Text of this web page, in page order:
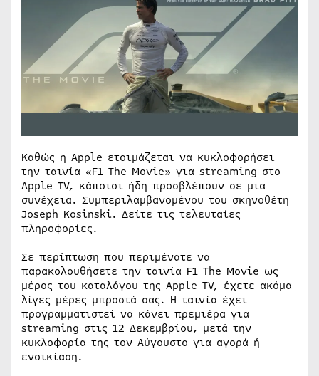
Καθώς η Apple ετοιμάζεται να κυκλοφορήσει
την ταινία «F1 The Movie» για streaming στο
Apple TV, κάποιοι ήδη προσβλέπουν σε μια
συνέχεια. Συμπεριλαμβανομένου του σκηνοθέτη
Joseph Kosinski. Δείτε τις τελευταίες
πληροφορίες.
Σε περίπτωση που περιμένατε να
παρακολουθήσετε την ταινία F1 The Movie ως
μέρος του καταλόγου της Apple TV, έχετε ακόμα
λίγες μέρες μπροστά σας. Η ταινία έχει
προγραμματιστεί να κάνει πρεμιέρα για
streaming στις 12 Δεκεμβρίου, μετά την
κυκλοφορία της τον Αύγουστο για αγορά ή
ενοικίαση.